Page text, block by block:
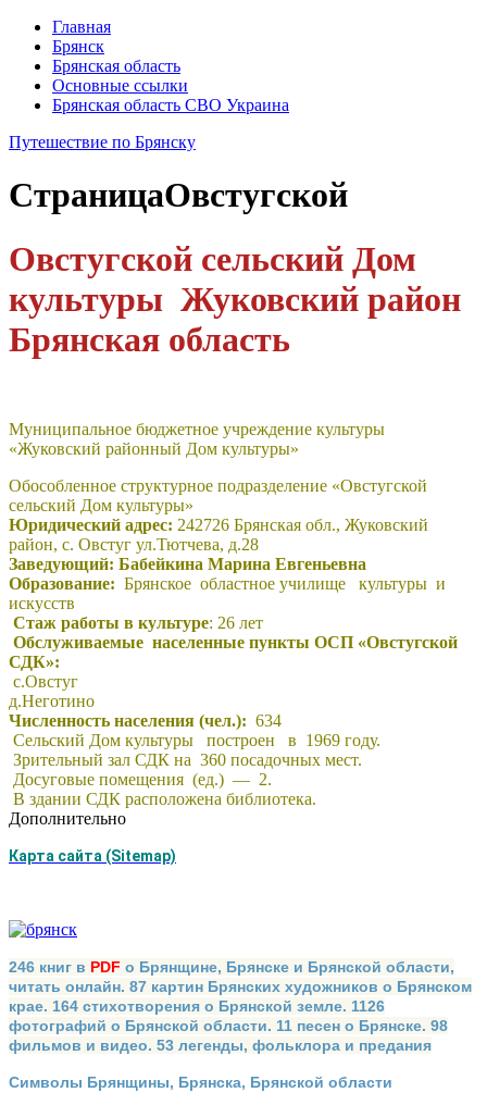
Главная
Брянск
Брянская область
Основные ссылки
Брянская область СВО Украина
Путешествие по Брянску
СтраницаОвстугской
Овстугской сельский Дом
культуры Жуковский район
Брянская область
Муниципальное бюджетное учреждение культуры
«Жуковский районный Дом культуры»
Обособленное структурное подразделение «Овстугской
сельский Дом культуры»
Юридический адрес: 242726 Брянская обл., Жуковский
район, с. Овстуг ул.Тютчева, д.28
Заведующий: Бабейкина Марина Евгеньевна
Образование: Брянское областное училище культуры и
искусств
Стаж работы в культуре: 26 лет
Обслуживаемые населенные пункты ОСП «Овстугской
СДК»:
с.Овстуг
д.Неготино
Численность населения (чел.): 634
Сельский Дом культуры построен в 1969 году.
Зрительный зал СДК на 360 посадочных мест.
Досуговые помещения (ед.) — 2.
В здании СДК расположена библиотека.
Дополнительно
Карта сайта (Sitemap)
246 книг в PDF о Брянщине, Брянске и Брянской области,
читать онлайн. 87 картин Брянских художников о Брянском
крае. 164 стихотворения о Брянской земле. 1126
фотографий о Брянской области. 11 песен о Брянске. 98
фильмов и видео. 53 легенды, фольклора и предания
Символы Брянщины, Брянска, Брянской области